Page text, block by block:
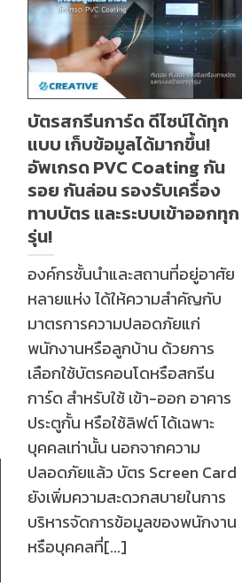
บัตรสกรีนการ์ด ดีไซน์ได้ทุก
แบบ เก็บข้อมูลได้มากขึ้น!
อัพเกรด PVC Coating กัน
รอย กันล่อน รองรับเครื่อง
ทาบบัตร และระบบเข้าออกทุก
รุ่น!
องค์กรชั้นนำและสถานที่อยู่อาศัย
หลายแห่ง ได้ให้ความสำคัญกับ
มาตรการความปลอดภัยแก่
พนักงานหรือลูกบ้าน ด้วยการ
เลือกใช้บัตรคอนโดหรือสกรีน
การ์ด สำหรับใช้ เข้า-ออก อาคาร
ประตูกั้น หรือใช้ลิฟต์ ได้เฉพาะ
บุคคลเท่านั้น นอกจากความ
ปลอดภัยแล้ว บัตร Screen Card
ยังเพิ่มความสะดวกสบายในการ
บริหารจัดการข้อมูลของพนักงาน
หรือบุคคลที่[...]